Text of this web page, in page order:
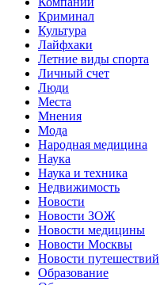
Криминал
Культура
Лайфхаки
Летние виды спорта
Личный счет
Люди
Места
Мнения
Мода
Народная медицина
Наука
Наука и техника
Недвижимость
Новости
Новости ЗОЖ
Новости медицины
Новости Москвы
Новости путешествий
Образование